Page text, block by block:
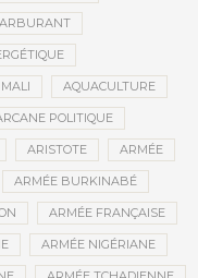
AQUACULTURE
POLITIQUE
ARISTOTE ARMÉE
ARMÉE BURKINABÉ
ARMÉE FRANÇAISE
ARMÉE NIGÉRIANE